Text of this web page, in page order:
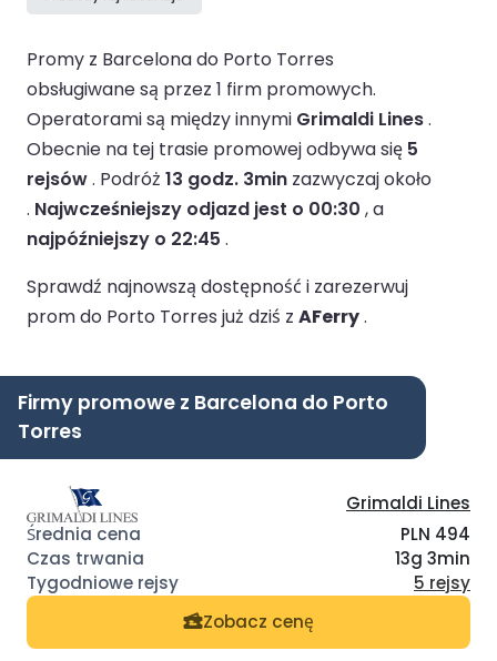
Promy z Barcelona do Porto Torres
obsługiwane są przez 1 firm promowych.
Operatorami są między innymi Grimaldi Lines.
Obecnie na tej trasie promowej odbywa się 5
rejsów. Podróż 13 godz. 3min zazwyczaj około
. Najwcześniejszy odjazd jest o 00:30 , a
najpóźniejszy o 22:45 .
Sprawdź najnowszą dostępność i zarezerwuj
prom do Porto Torres już dziś z AFerry.
Firmy promowe z Barcelona do Porto
Torres
Grimaldi Lines
PLN 494
13g 3min
5 rejsy
Zobacz cenę